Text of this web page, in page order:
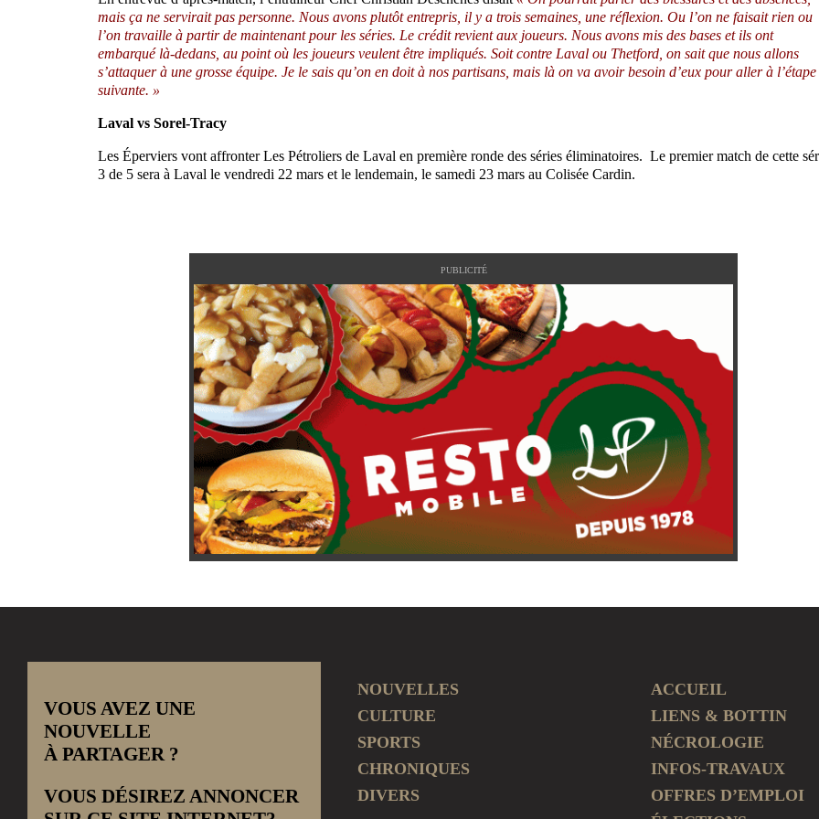
mais ça ne servirait pas personne. Nous avons plutôt entrepris, il y a trois semaines, une réflexion. Ou l’on ne faisait rien ou
l’on travaille à partir de maintenant pour les séries. Le crédit revient aux joueurs. Nous avons mis des bases et ils ont
embarqué là-dedans, au point où les joueurs veulent être impliqués. Soit contre Laval ou Thetford, on sait que nous allons
s’attaquer à une grosse équipe. Je le sais qu’on en doit à nos partisans, mais là on va avoir besoin d’eux pour aller à l’étape
suivante. »
Laval vs Sorel-Tracy
Les Éperviers vont affronter Les Pétroliers de Laval en première ronde des séries éliminatoires. Le premier match de cette
3 de 5 sera à Laval le vendredi 22 mars et le lendemain, le samedi 23 mars au Colisée Cardin.
PUBLICITÉ
VOUS AVEZ UNE
NOUVELLE
À PARTAGER ?
VOUS DÉSIREZ ANNONCER
NOUVELLES
CULTURE
SPORTS
CHRONIQUES
DIVERS
ACCUEIL
LIENS & BOTTIN
NÉCROLOGIE
INFOS-TRAVAUX
OFFRES D’EMPLOI